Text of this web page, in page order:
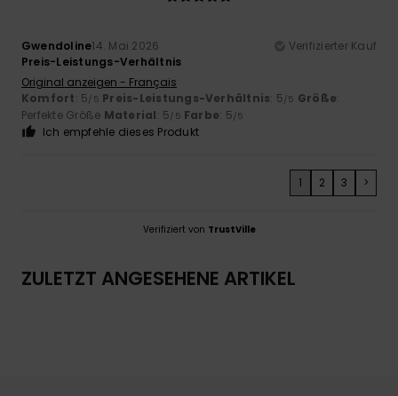
Gwendoline14. Mai 2026
Verifizierter Kauf
Preis-Leistungs-Verhältnis
Original anzeigen - Français
Komfort: 5/5 Preis-Leistungs-Verhältnis: 5/5 Größe:
Perfekte Größe Material: 5/5 Farbe: 5/5
Ich empfehle dieses Produkt
1 2 3 >
Verifiziert von TrustVille
ZULETZT ANGESEHENE ARTIKEL